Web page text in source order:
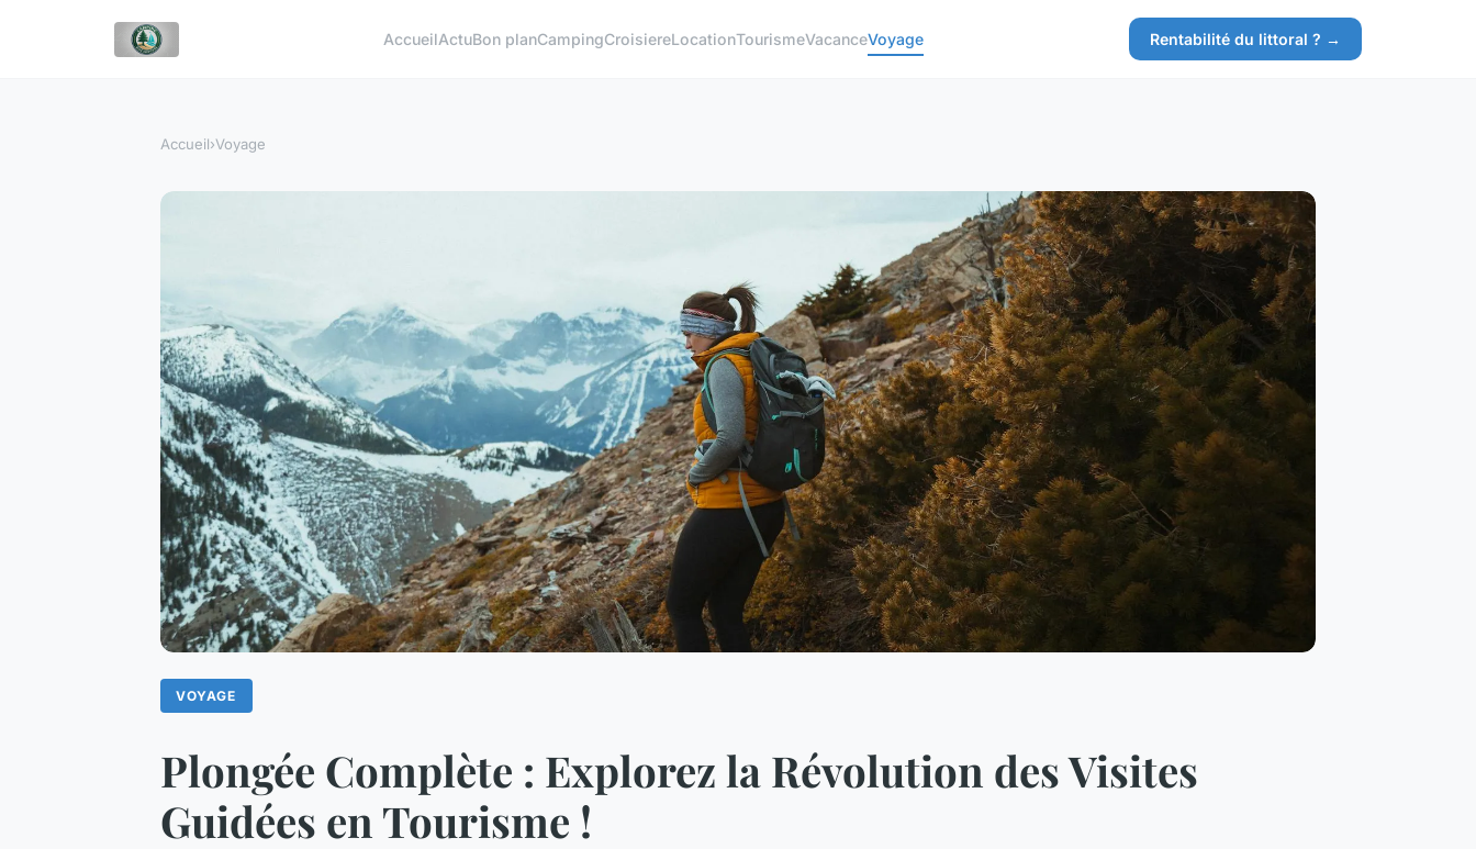
AccueilActuBon planCampingCroisiereLocationTourismeVacanceVoyage Rentabilité du littoral ? →
Accueil›Voyage
VOYAGE
Plongée Complète : Explorez la Révolution des Visites
Guidées en Tourisme !